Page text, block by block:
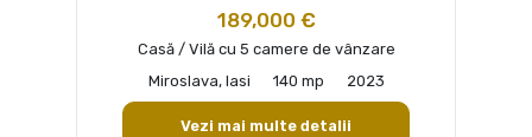
189,000 €
Casă / Vilă cu 5 camere de vânzare
Miroslava, Iasi
140 mp 2023
Vezi mai multe detalii